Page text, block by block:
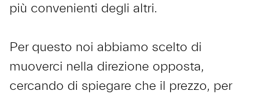
più convenienti degli altri.
Per questo noi abbiamo scelto di
muoverci nella direzione opposta,
cercando di spiegare che il prezzo, per